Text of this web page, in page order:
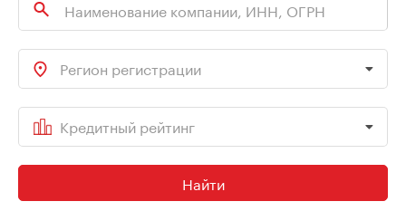
Регион регистрации
Кредитный рейтинг
Найти